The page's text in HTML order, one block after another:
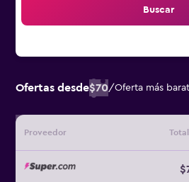
Buscar
Ofertas desde$70/Oferta más
Proveedor